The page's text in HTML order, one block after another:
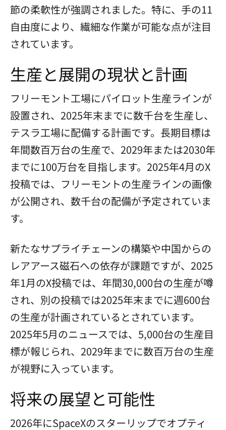
節の柔軟性が強調されました。特に、手の11
自由度により、繊細な作業が可能な点が注目
されています。
生産と展開の現状と計画
フリーモント工場にパイロット生産ラインが
設置され、2025年末までに数千台を生産し、
テスラ工場に配備する計画です。長期目標は
年間数百万台の生産で、2029年または2030年
までに100万台を目指します。2025年4月のX
投稿では、フリーモントの生産ラインの画像
が公開され、数千台の配備が予定されていま
す。
新たなサプライチェーンの構築や中国からの
レアアース磁石への依存が課題ですが、2025
年1月のX投稿では、年間30,000台の生産が噂
され、別の投稿では2025年末までに週600台
の生産が計画されているとされています。
2025年5月のニュースでは、5,000台の生産目
標が報じられ、2029年までに数百万台の生産
が視野に入っています。
将来の展望と可能性
2026年にSpaceXのスターリップでオプティ